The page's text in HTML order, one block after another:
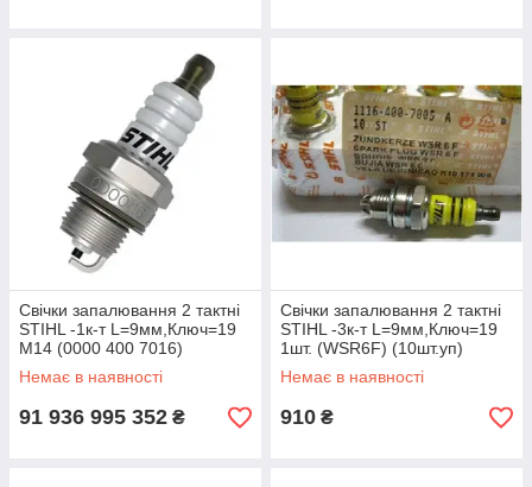
Свічки запалювання 2 тактні
STIHL -1к-т L=9мм,Ключ=19
M14 (0000 400 7016)
Немає в наявності
91 936 995 352 ₴
Свічки запалювання 2 тактні
STIHL -3к-т L=9мм,Ключ=19
1шт. (WSR6F) (10шт.уп)
Немає в наявності
910 ₴